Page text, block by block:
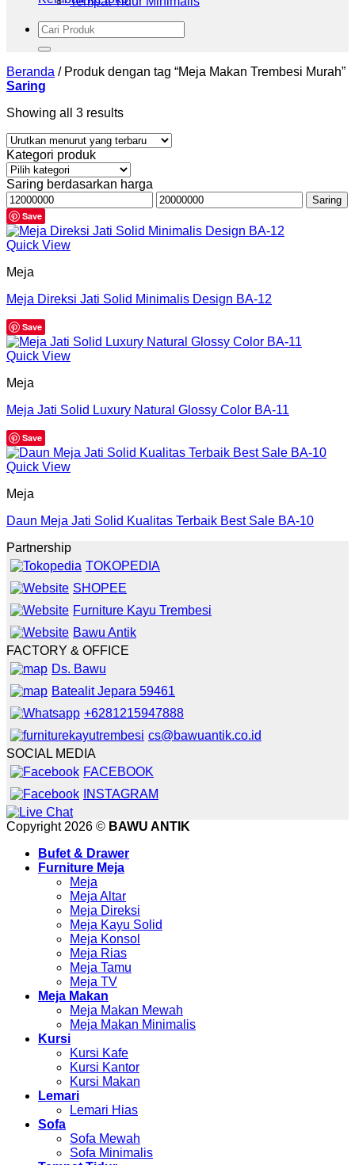
Pencarian
untuk:
Beranda /Produk dengan tag “Meja Makan Trembesi Murah”
Saring
Showing all 3 results
Kategori produk
Saring berdasarkan harga
Harga
terendah
Harga
tertinggi
Saring
Save
Quick View
Meja
Meja Direksi Jati Solid Minimalis Design BA-12
Save
Quick View
Meja
Meja Jati Solid Luxury Natural Glossy Color BA-11
Save
Quick View
Meja
Daun Meja Jati Solid Kualitas Terbaik Best Sale BA-10
Partnership
TOKOPEDIA
SHOPEE
Furniture Kayu Trembesi
Bawu Antik
FACTORY & OFFICE
Ds. Bawu
Batealit Jepara 59461
+6281215947888
cs@bawuantik.co.id
SOCIAL MEDIA
FACEBOOK
INSTAGRAM
Copyright 2026 © BAWU ANTIK
Bufet & Drawer
Furniture Meja
Meja
Meja Altar
Meja Direksi
Meja Kayu Solid
Meja Konsol
Meja Rias
Meja Tamu
Meja TV
Meja Makan
Meja Makan Mewah
Meja Makan Minimalis
Kursi
Kursi Kafe
Kursi Kantor
Kursi Makan
Lemari
Lemari Hias
Sofa
Sofa Mewah
Sofa Minimalis